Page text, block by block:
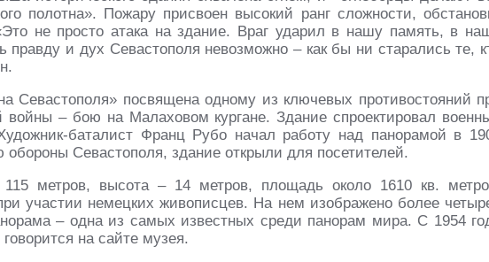
полотна». Пожару присвоен высокий ранг сложности,
не просто атака на здание. Враг ударил в нашу память, в
правду и дух Севастополя невозможно – как бы ни старались те,
Севастополя» посвящена одному из ключевых противостояний
– бою на Малаховом кургане. Здание спроектировал
баталист Франц Рубо начал работу над панорамой в
обороны Севастополя, здание открыли для посетителей.
115 метров, высота – 14 метров, площадь около 1610 кв.
участии немецких живописцев. На нем изображено более
– одна из самых известных среди панорам мира. С 1954
на сайте музея.